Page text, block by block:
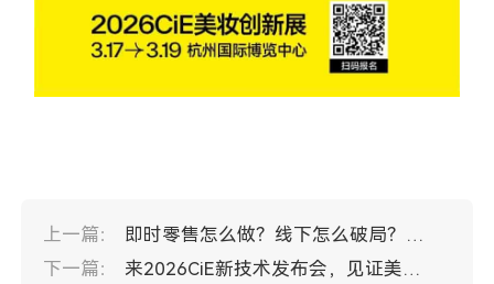
上一篇：
即时零售怎么做？线下怎么破局？答案就在CIE 美妆展
下一篇：
来2026CiE新技术发布会，见证美妆上游创新风暴